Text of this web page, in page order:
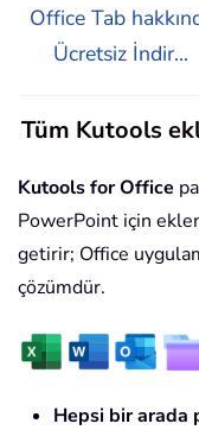
Office Tab
Ücretsiz İndir...
Tüm Kutools
Kutools for Office
PowerPoint için
getirir; Office
çözümdür.
Hepsi bir arada